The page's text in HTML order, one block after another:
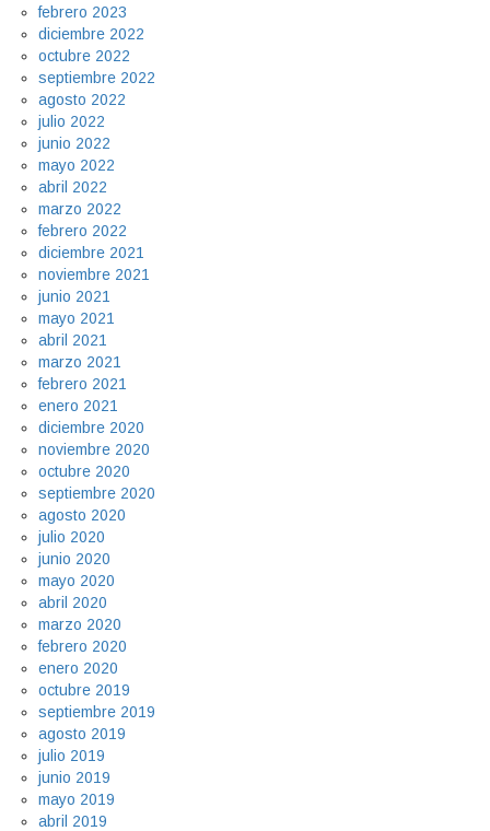
febrero 2023
diciembre 2022
octubre 2022
septiembre 2022
agosto 2022
julio 2022
junio 2022
mayo 2022
abril 2022
marzo 2022
febrero 2022
diciembre 2021
noviembre 2021
junio 2021
mayo 2021
abril 2021
marzo 2021
febrero 2021
enero 2021
diciembre 2020
noviembre 2020
octubre 2020
septiembre 2020
agosto 2020
julio 2020
junio 2020
mayo 2020
abril 2020
marzo 2020
febrero 2020
enero 2020
octubre 2019
septiembre 2019
agosto 2019
julio 2019
junio 2019
mayo 2019
abril 2019